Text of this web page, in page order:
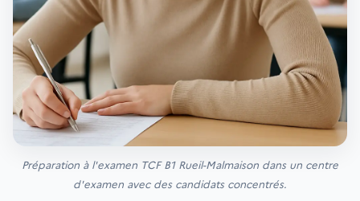
Préparation à l'examen TCF B1 Rueil-Malmaison dans un centre
d'examen avec des candidats concentrés.